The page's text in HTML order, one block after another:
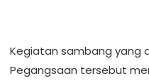
Kegiatan sambang yang
Pegangsaan tersebut